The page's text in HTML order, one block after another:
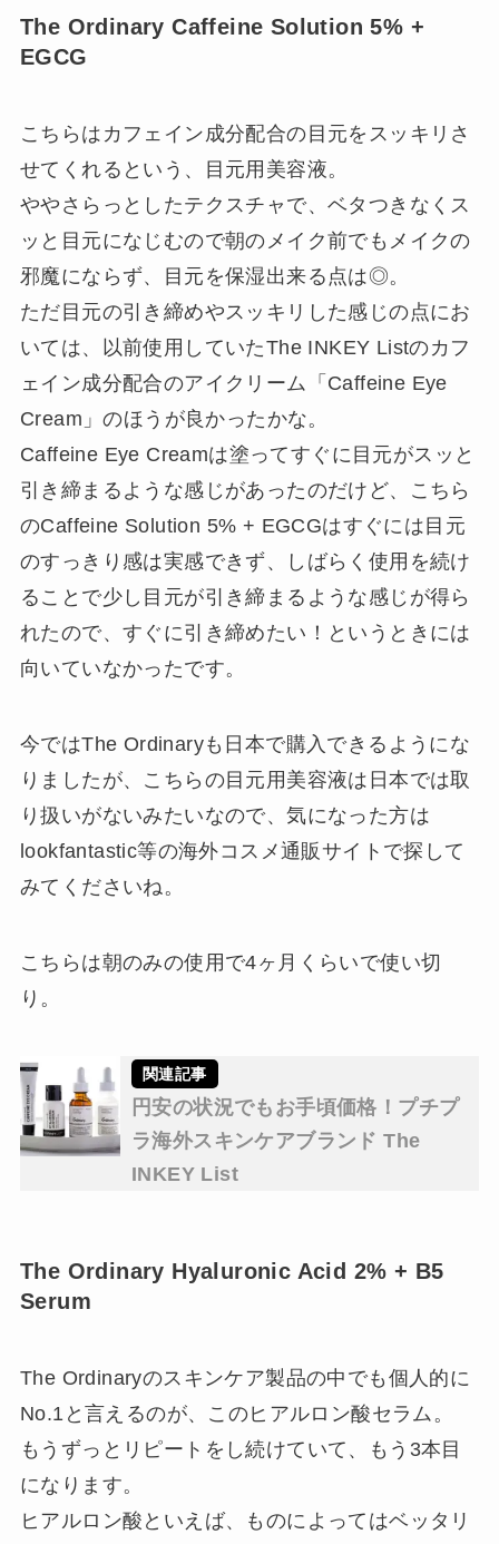
The Ordinary Caffeine Solution 5% +
EGCG
こちらはカフェイン成分配合の目元をスッキリさ
せてくれるという、目元用美容液。
ややさらっとしたテクスチャで、ベタつきなくス
ッと目元になじむので朝のメイク前でもメイクの
邪魔にならず、目元を保湿出来る点は◎。
ただ目元の引き締めやスッキリした感じの点にお
いては、以前使用していたThe INKEY Listのカフ
ェイン成分配合のアイクリーム「Caffeine Eye
Cream」のほうが良かったかな。
Caffeine Eye Creamは塗ってすぐに目元がスッと
引き締まるような感じがあったのだけど、こちら
のCaffeine Solution 5% + EGCGはすぐには目元
のすっきり感は実感できず、しばらく使用を続け
ることで少し目元が引き締まるような感じが得ら
れたので、すぐに引き締めたい！というときには
向いていなかったです。
今ではThe Ordinaryも日本で購入できるようにな
りましたが、こちらの目元用美容液は日本では取
り扱いがないみたいなので、気になった方は
lookfantastic等の海外コスメ通販サイトで探して
みてくださいね。
こちらは朝のみの使用で4ヶ月くらいで使い切
り。
円安の状況でもお手頃価格！プチプ
ラ海外スキンケアブランド The
INKEY List
The Ordinary Hyaluronic Acid 2% + B5
Serum
The Ordinaryのスキンケア製品の中でも個人的に
No.1と言えるのが、このヒアルロン酸セラム。
もうずっとリピートをし続けていて、もう3本目
になります。
ヒアルロン酸といえば、ものによってはベッタリ